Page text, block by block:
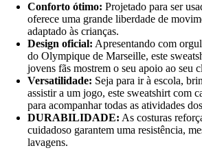
Conforto ótimo: Projetado para ser
oferece uma grande liberdade de
adaptado às crianças.
Design oficial: Apresentando com
do Olympique de Marseille, este
jovens fãs mostrem o seu apoio ao seu
Versatilidade: Seja para ir à escola,
assistir a um jogo, este sweatshirt com
para acompanhar todas as atividades
DURABILIDADE: As costuras
cuidadoso garantem uma resistência,
lavagens.